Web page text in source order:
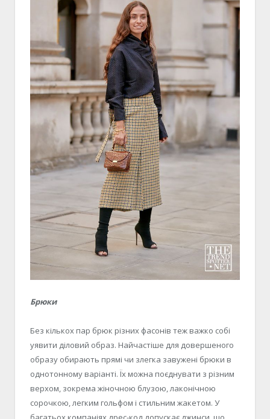
Брюки
Без кількох пар брюк різних фасонів теж важко собі
уявити діловий образ. Найчастіше для довершеного
образу обирають прямі чи злегка завужені брюки в
однотонному варіанті. Їх можна поєднувати з різним
верхом, зокрема жіночною блузою, лаконічною
сорочкою, легким гольфом і стильним жакетом. У